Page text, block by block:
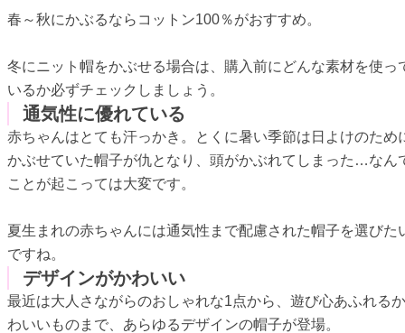
春～秋にかぶるならコットン100％がおすすめ。
冬にニット帽をかぶせる場合は、購入前にどんな素材を使っ
いるか必ずチェックしましょう。
通気性に優れている
赤ちゃんはとても汗っかき。とくに暑い季節は日よけのため
かぶせていた帽子が仇となり、頭がかぶれてしまった…なん
ことが起こっては大変です。
夏生まれの赤ちゃんには通気性まで配慮された帽子を選びた
ですね。
デザインがかわいい
最近は大人さながらのおしゃれな1点から、遊び心あふれるか
わいいものまで、あらゆるデザインの帽子が登場。